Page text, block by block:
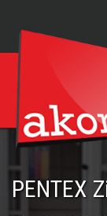
PENTEX